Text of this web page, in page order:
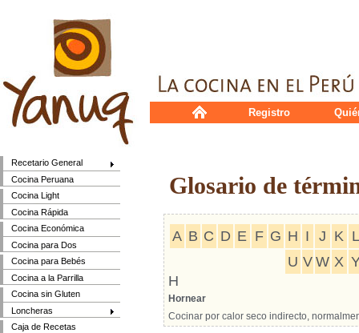
Recetario General
Cocina Peruana
Cocina Light
Cocina Rápida
Cocina Económica
Cocina para Dos
Cocina para Bebés
Cocina a la Parrilla
Cocina sin Gluten
Loncheras
Caja de Recetas
Registro
Glosario de
A B C D E F G H I J K L
U V W X
H
Hornear
Cocinar por calor seco indirecto,